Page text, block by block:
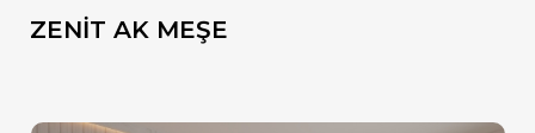
ZENİT AK MEŞE